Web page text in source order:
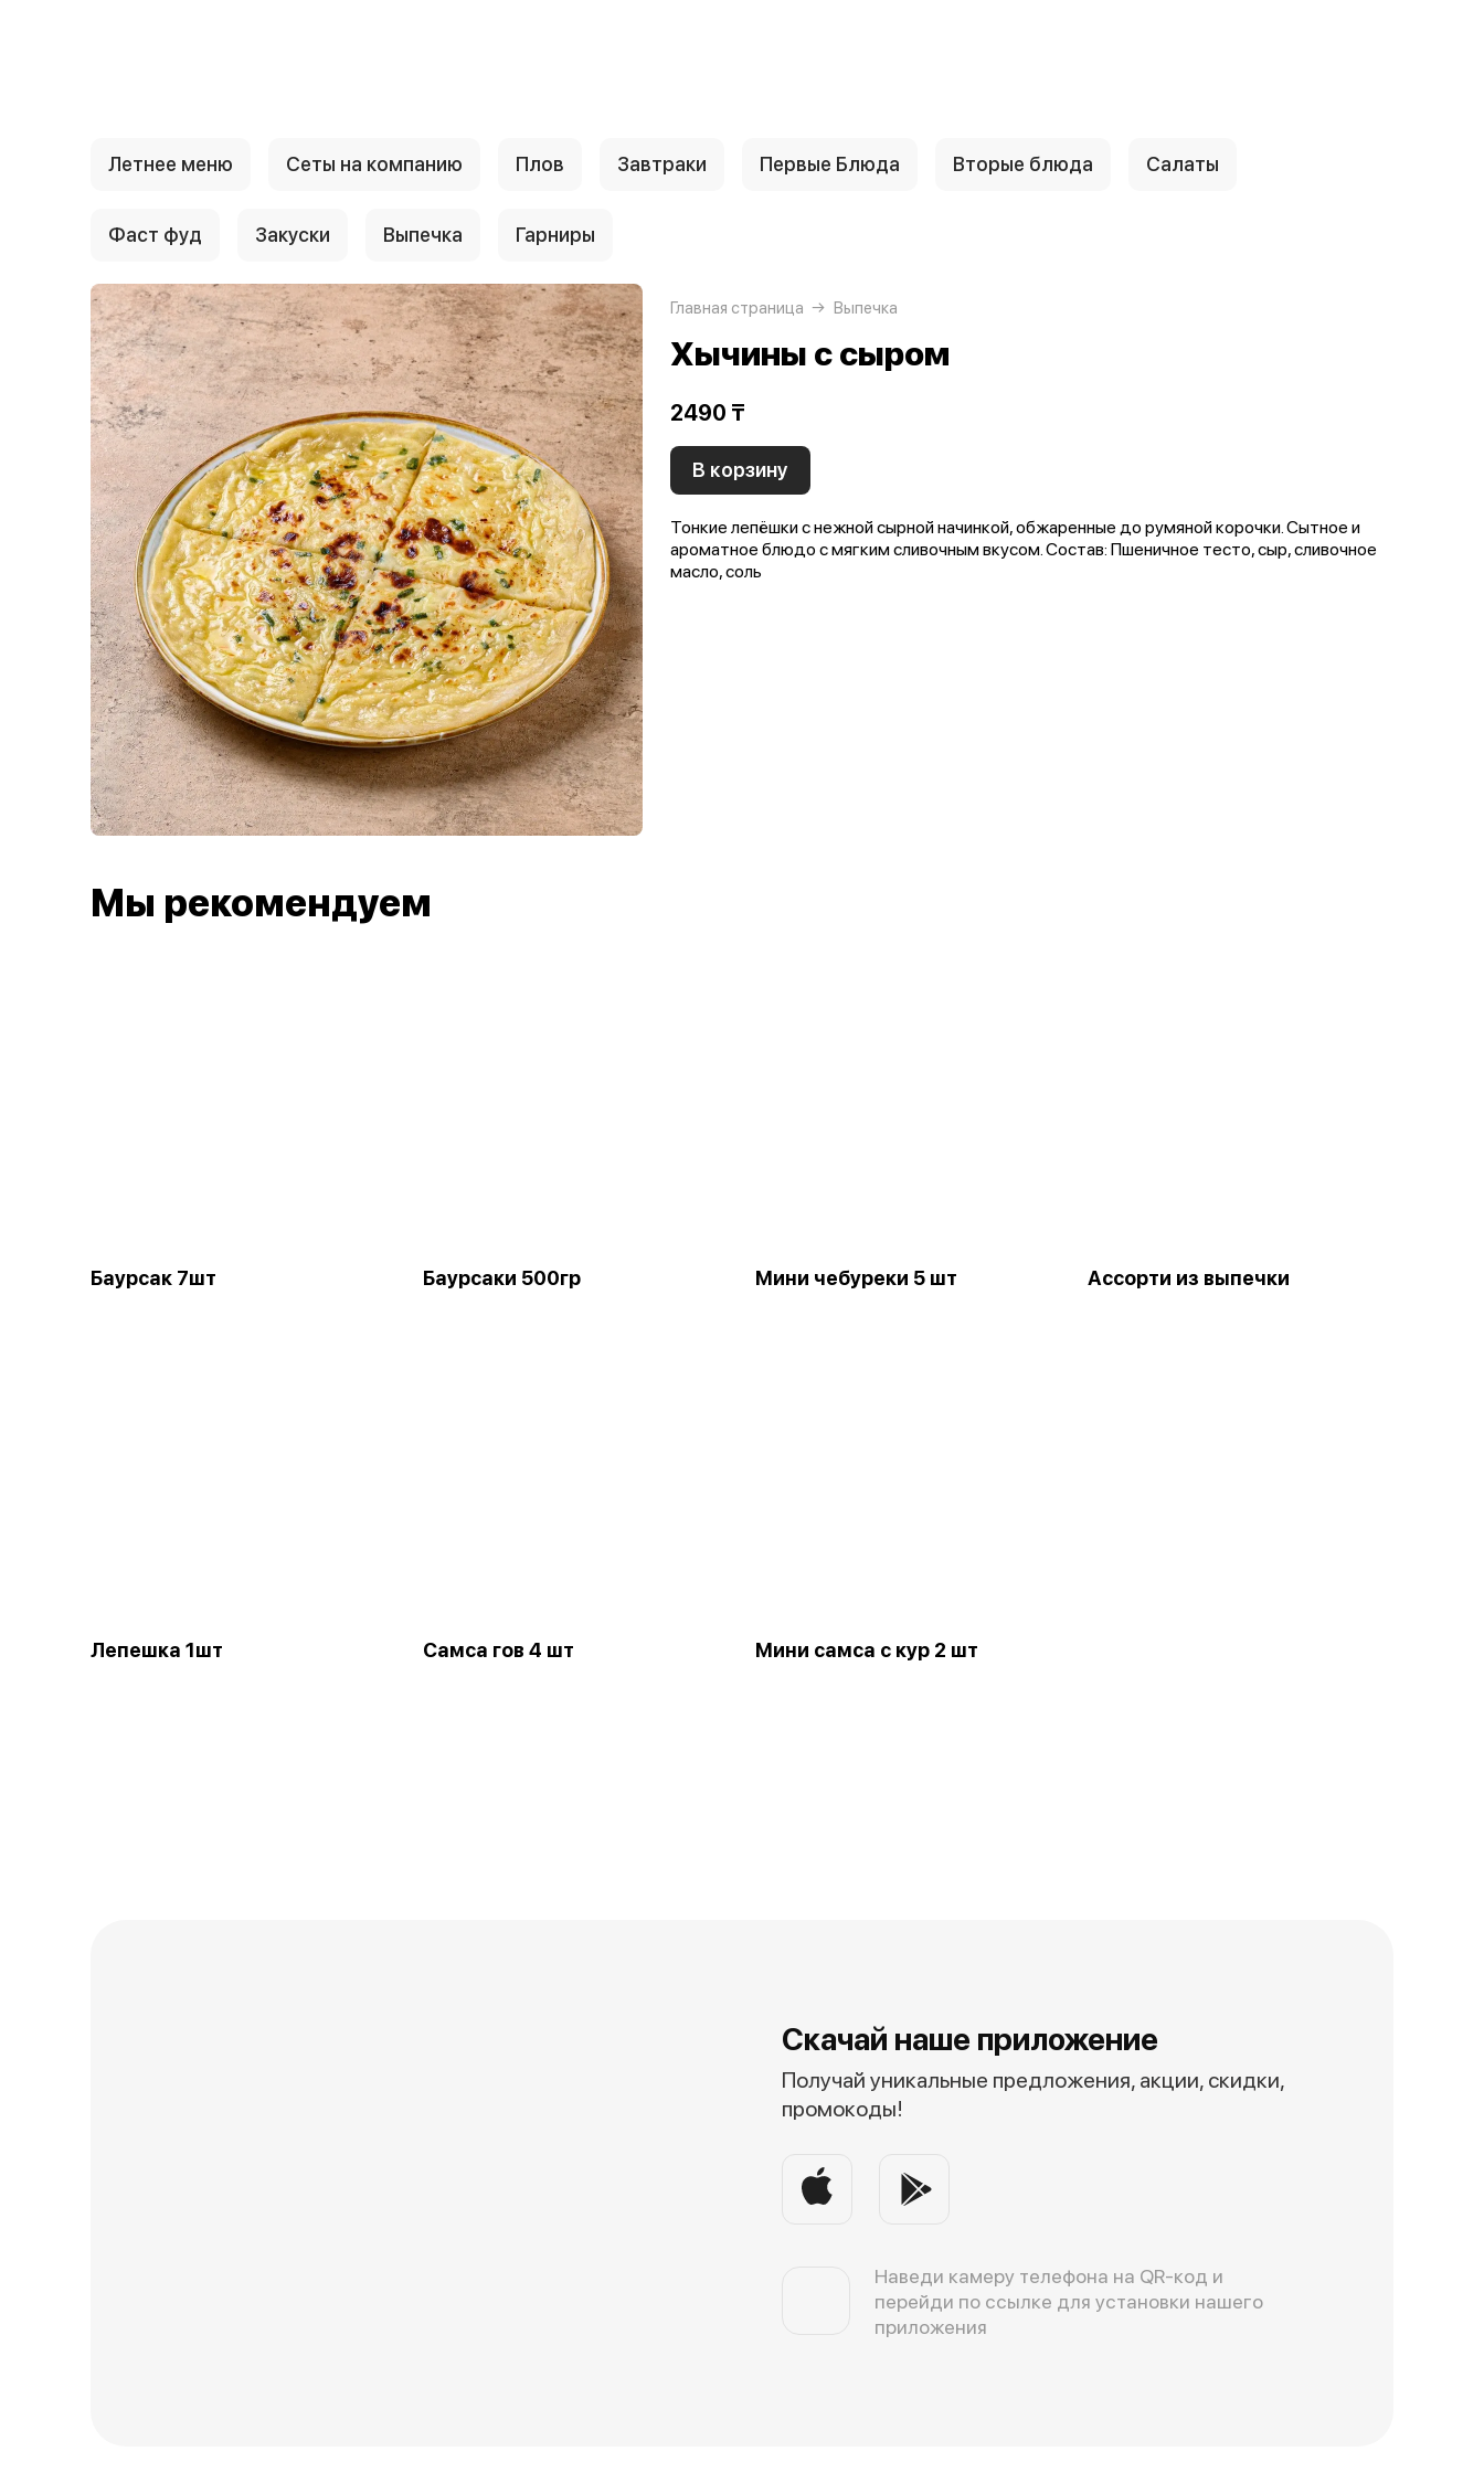
Летнее меню Сеты на компанию Плов Завтраки Первые Блюда Вторые блюда Салаты
Фаст фуд Закуски Выпечка Гарниры
Главная страница Выпечка
Хычины с сыром
2490 ₸
В корзину
Тонкие лепёшки с нежной сырной начинкой, обжаренные до румяной корочки. Сытное и
ароматное блюдо с мягким сливочным вкусом. Состав: Пшеничное тесто, сыр, сливочное
масло, соль
Мы рекомендуем
Баурсак 7шт Баурсаки 500гр Мини чебуреки 5 шт Ассорти из выпечки
Лепешка 1шт Самса гов 4 шт Мини самса с кур 2 шт
Скачай наше приложение
Получай уникальные предложения, акции, скидки,
промокоды!
Наведи камеру телефона на QR-код и
перейди по ссылке для установки нашего
приложения